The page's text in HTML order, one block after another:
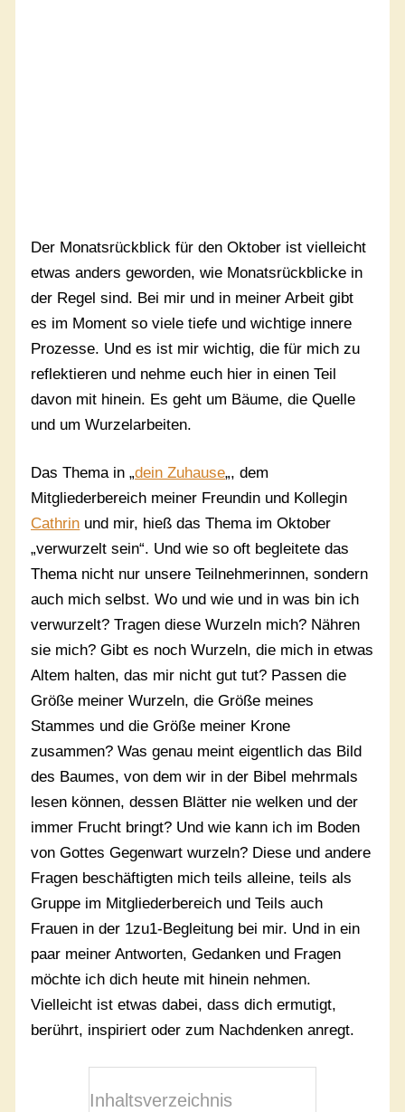
Der Monatsrückblick für den Oktober ist vielleicht
etwas anders geworden, wie Monatsrückblicke in
der Regel sind. Bei mir und in meiner Arbeit gibt
es im Moment so viele tiefe und wichtige innere
Prozesse. Und es ist mir wichtig, die für mich zu
reflektieren und nehme euch hier in einen Teil
davon mit hinein. Es geht um Bäume, die Quelle
und um Wurzelarbeiten.
Das Thema in „dein Zuhause„, dem
Mitgliederbereich meiner Freundin und Kollegin
Cathrin und mir, hieß das Thema im Oktober
„verwurzelt sein“. Und wie so oft begleitete das
Thema nicht nur unsere Teilnehmerinnen, sondern
auch mich selbst. Wo und wie und in was bin ich
verwurzelt? Tragen diese Wurzeln mich? Nähren
sie mich? Gibt es noch Wurzeln, die mich in etwas
Altem halten, das mir nicht gut tut? Passen die
Größe meiner Wurzeln, die Größe meines
Stammes und die Größe meiner Krone
zusammen? Was genau meint eigentlich das Bild
des Baumes, von dem wir in der Bibel mehrmals
lesen können, dessen Blätter nie welken und der
immer Frucht bringt? Und wie kann ich im Boden
von Gottes Gegenwart wurzeln? Diese und andere
Fragen beschäftigten mich teils alleine, teils als
Gruppe im Mitgliederbereich und Teils auch
Frauen in der 1zu1-Begleitung bei mir. Und in ein
paar meiner Antworten, Gedanken und Fragen
möchte ich dich heute mit hinein nehmen.
Vielleicht ist etwas dabei, dass dich ermutigt,
berührt, inspiriert oder zum Nachdenken anregt.
Inhaltsverzeichnis